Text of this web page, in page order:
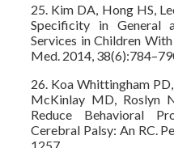
25. Kim DA, Hong HS,
Specificity in General
Services in Children
Med. 2014,
26. Koa Whittingham
McKinlay MD, Roslyn
Reduce Behavioral
Cerebral Palsy: An RC.